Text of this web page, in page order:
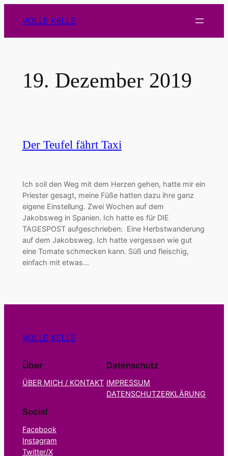
Inhalt
springen
VOLLE KELLE
19. Dezember 2019
Der Teufel fährt Taxi
Ich soll den Weg mit dem Herzen gehen, hatte mir ein
Priester gesagt, meine Füße hatten dazu ihre ganz
eigene Einstellung. Zwei Wochen auf dem
Jakobsweg in Spanien. Ich hatte es für DIE
TAGESPOST aufgeschrieben: Eine Herbstwanderung
auf dem Jakobsweg. Ich hatte vergessen wie gut
eine Tomate schmecken kann. Süß und fleischig,
einfach mit etwas…
VOLLE KELLE
Über
ÜBER MICH / KONTAKT
Datenschutz
IMPRESSUM
DATENSCHUTZERKLÄRUNG
Social
Facebook
Instagram
Twitter/X